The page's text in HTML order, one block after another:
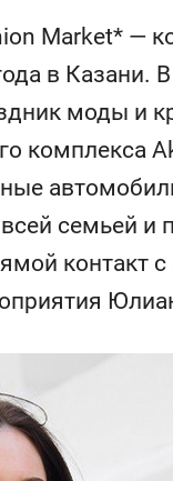
Market* —
в Казани.
моды и
комплекса
семьей и
контакт с
в дикой
работа
и
как основа
команд